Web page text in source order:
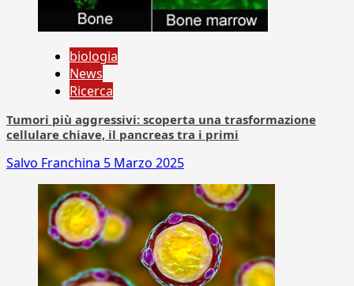
biologia
News
Ricerca
Tumori più aggressivi: scoperta una trasformazione
cellulare chiave, il pancreas tra i primi
Salvo Franchina 5 Marzo 2025